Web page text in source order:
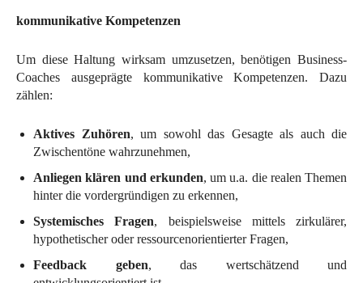
kommunikative Kompetenzen
Um diese Haltung wirksam umzusetzen, benötigen Business-
Coaches ausgeprägte kommunikative Kompetenzen. Dazu
zählen:
Aktives Zuhören, um sowohl das Gesagte als auch die
Zwischentöne wahrzunehmen,
Anliegen klären und erkunden, um u.a. die realen Themen
hinter die vordergründigen zu erkennen,
Systemisches Fragen, beispielsweise mittels zirkulärer,
hypothetischer oder ressourcenorientierter Fragen,
Feedback geben, das wertschätzend und